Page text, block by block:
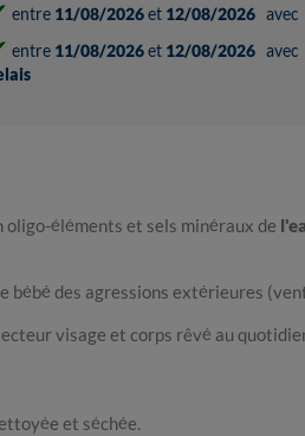
entre 11/08/2026et 12/08/2026 avec
entre 11/08/2026et 12/08/2026 avec
éléments et sels minéraux de
bébé des agressions extérieures
visage et corps rêvé au
et séchée.